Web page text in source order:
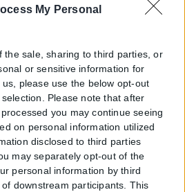
My Personal
the sale, sharing to third parties, or
or sensitive information for
please use the below opt-out
Please note that after
you may continue seeing
on personal information utilized
disclosed to third parties
may separately opt-out of the
personal information by third
of downstream participants. This